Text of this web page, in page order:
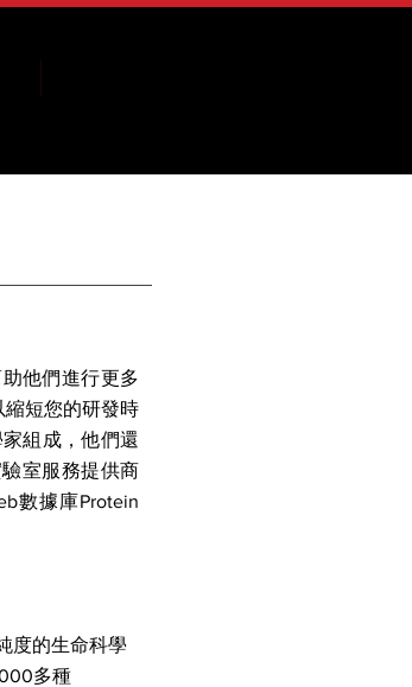
他們進行更多
短您的研發時
組成，他們還
室服務提供商
數據庫Protein
度的生命科學
多種